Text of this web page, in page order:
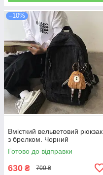
–10%
Вмісткий вельветовий рюкзак
з брелком. Чорний
Готово до відправки
630 ₴ 700 ₴